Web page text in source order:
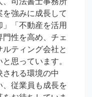
強みに成長して
「不動産を活用
性を高め、チェ
ティング会社と
思っています。
れる環境の中
、従業員も成長を